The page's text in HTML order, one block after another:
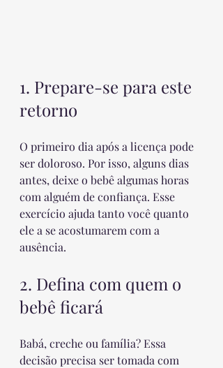
1. Prepare-se para este
retorno
O primeiro dia após a licença pode
ser doloroso. Por isso, alguns dias
antes, deixe o bebê algumas horas
com alguém de confiança. Esse
exercício ajuda tanto você quanto
ele a se acostumarem com a
ausência.
2. Defina com quem o
bebê ficará
Babá, creche ou família? Essa
decisão precisa ser tomada com